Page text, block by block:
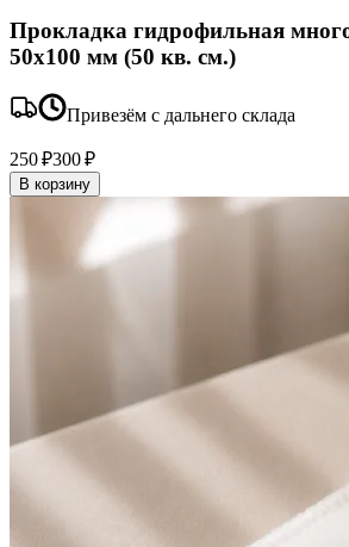
Прокладка гидрофильная
50x100 мм (50 кв. см.)
Привезём с дальнего склада
250 ₽300 ₽
В корзину